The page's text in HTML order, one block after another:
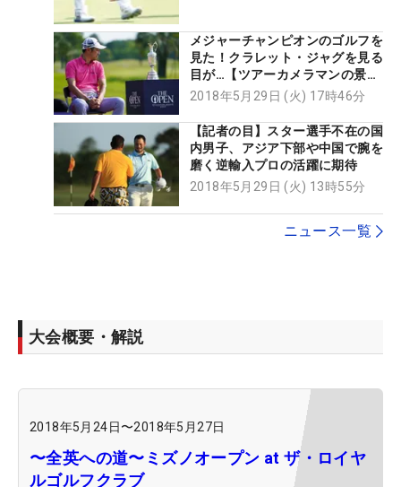
メジャーチャンピオンのゴルフを
見た！クラレット・ジャグを見る
目が…【ツアーカメラマンの景
色】
2018年5月29日 (火) 17時46分
【記者の目】スター選手不在の国
内男子、アジア下部や中国で腕を
磨く逆輸入プロの活躍に期待
2018年5月29日 (火) 13時55分
ニュース一覧
大会概要・解説
2018年5月24日〜2018年5月27日
〜全英への道〜ミズノオープン at ザ・ロイヤ
ルゴルフクラブ